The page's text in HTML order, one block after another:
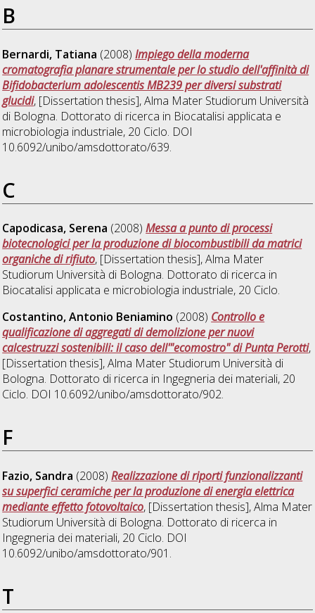
B
Bernardi, Tatiana (2008)Impiego della moderna
cromatografia planare strumentale per lo studio dell'affinità di
Bifidobacterium adolescentis MB239 per diversi substrati
glucidi, [Dissertation thesis], Alma Mater Studiorum Università
di Bologna. Dottorato di ricerca in Biocatalisi applicata e
microbiologia industriale, 20 Ciclo. DOI
10.6092/unibo/amsdottorato/639.
C
Capodicasa, Serena (2008)Messa a punto di processi
biotecnologici per la produzione di biocombustibili da matrici
organiche di rifiuto, [Dissertation thesis], Alma Mater
Studiorum Università di Bologna. Dottorato di ricerca in
Biocatalisi applicata e microbiologia industriale, 20 Ciclo.
Costantino, Antonio Beniamino (2008) Controllo e
qualificazione di aggregati di demolizione per nuovi
calcestruzzi sostenibili: il caso dell'"ecomostro" di Punta Perotti,
[Dissertation thesis], Alma Mater Studiorum Università di
Bologna. Dottorato di ricerca in Ingegneria dei materiali, 20
Ciclo. DOI 10.6092/unibo/amsdottorato/902.
F
Fazio, Sandra (2008)Realizzazione di riporti funzionalizzanti
su superfici ceramiche per la produzione di energia elettrica
mediante effetto fotovoltaico, [Dissertation thesis], Alma Mater
Studiorum Università di Bologna. Dottorato di ricerca in
Ingegneria dei materiali, 20 Ciclo. DOI
10.6092/unibo/amsdottorato/901.
T